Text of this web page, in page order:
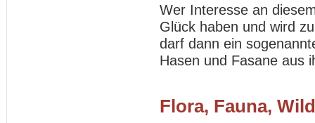
Wer Interesse an
Glück haben und wird
darf dann ein
Hasen und Fasane aus
Flora, Fauna,